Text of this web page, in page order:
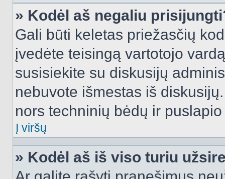
» Kodėl aš negaliu
Gali būti keletas priežasčių
įvedėte teisingą vartotojo
susisiekite su diskusijų
nebuvote išmestas iš
nors techninių bėdų ir
Į viršų
» Kodėl aš iš viso turiu